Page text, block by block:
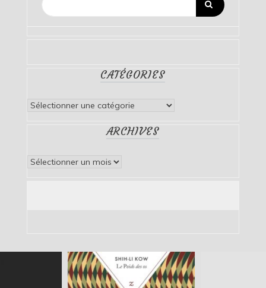
CATÉGORIES
Catégories
ARCHIVES
Archives